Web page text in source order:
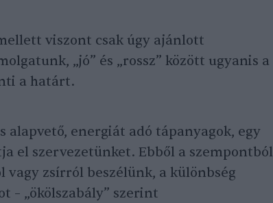
viszont csak úgy ajánlott
„jó” és „rossz” között ugyanis a
a határt.
alapvető, energiát adó tápanyagok, egy
el szervezetünket. Ebből a szempontból
vagy zsírról beszélünk, a különbség
– „ökölszabály” szerint